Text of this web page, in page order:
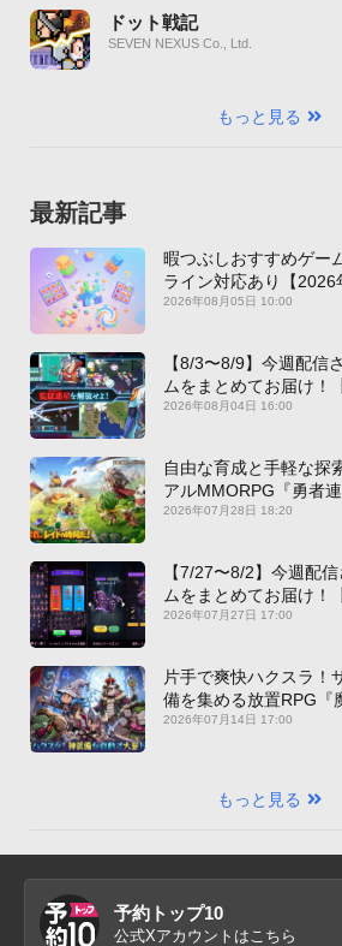
ドット戦記
SEVEN NEXUS Co., Ltd.
もっと見る
最新記事
暇つぶしおすすめゲー
ライン対応あり【2026
2026年08月05日 10:00
【8/3〜8/9】今週配信
ムをまとめてお届け！
2026年08月04日 16:00
自由な育成と手軽な探
アルMMORPG『勇者
新作PICKUP】
2026年07月28日 18:20
【7/27〜8/2】今週配
ムをまとめてお届け！
2026年07月27日 17:00
片手で爽快ハクスラ！
備を集める放置RPG『
神装備』【最新作
2026年07月14日 17:00
もっと見る
予約トップ10
公式Xアカウントはこちら